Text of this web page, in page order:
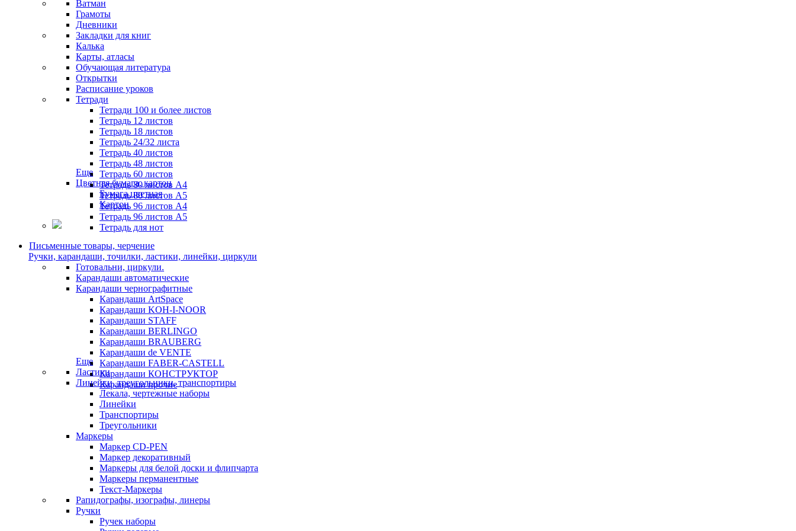
Ватман
Грамоты
Дневники
Закладки для книг
Калька
Карты, атласы
Обучающая литература
Открытки
Расписание уроков
Тетради
Тетради 100 и более листов
Тетрадь 12 листов
Тетрадь 18 листов
Тетрадь 24/32 листа
Тетрадь 40 листов
Тетрадь 48 листов
Тетрадь 60 листов
Тетрадь 80 листов А4
Тетрадь 80 листов А5
Тетрадь 96 листов А4
Тетрадь 96 листов А5
Тетрадь для нот
Еще
Цветная бумага, картон
Бумага цветная
Картон
Письменные товары, черчение
Ручки, карандаши, точилки, ластики, линейки, циркули
Готовальни, циркули.
Карандаши автоматические
Карандаши чернографитные
Карандаши ArtSpace
Карандаши KOH-I-NOOR
Карандаши STAFF
Карандаши BERLINGO
Карандаши BRAUBERG
Карандаши de VENTE
Карандаши FABER-CASTELL
Карандаши КОНСТРУКТОР
Карандаши прочие
Еще
Ластики
Линейки, треугольники, транспортиры
Лекала, чертежные наборы
Линейки
Транспортиры
Треугольники
Маркеры
Маркер CD-PEN
Маркер декоративный
Маркеры для белой доски и флипчарта
Маркеры перманентные
Текст-Маркеры
Рапидографы, изографы, линеры
Ручки
Ручек наборы